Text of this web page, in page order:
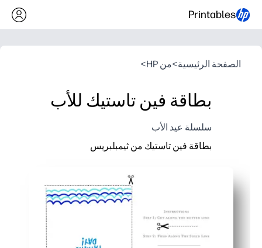
Printables
الصفحة الرئيسية>من HP >
بطاقة فين تاستيك للأب
سلسلة عيد الأب
بطاقة فين تاستيك من ثيمبلبريس